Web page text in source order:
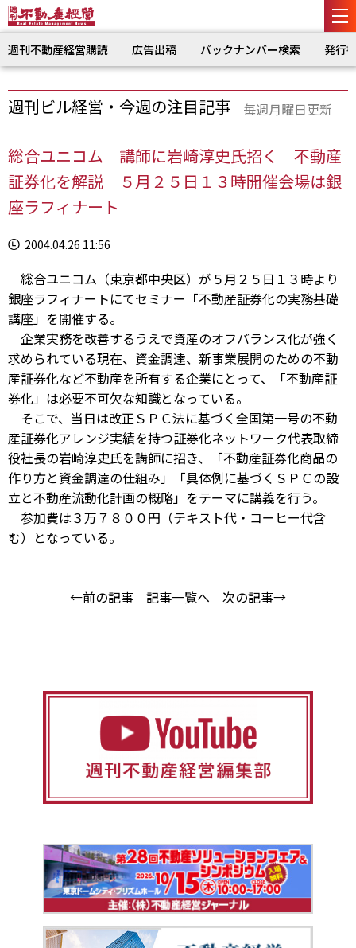
週刊不動産経営購読 広告出稿 バックナンバー検索 発行
週刊ビル経営・今週の注目記事 毎週月曜日更新
総合ユニコム 講師に岩崎淳史氏招く 不動産
証券化を解説 ５月２５日１３時開催会場は銀
座ラフィナート
2004.04.26 11:56
総合ユニコム（東京都中央区）が５月２５日１３時より
銀座ラフィナートにてセミナー「不動産証券化の実務基礎
講座」を開催する。
企業実務を改善するうえで資産のオフバランス化が強く
求められている現在、資金調達、新事業展開のための不動
産証券化など不動産を所有する企業にとって、「不動産証
券化」は必要不可欠な知識となっている。
そこで、当日は改正ＳＰＣ法に基づく全国第一号の不動
産証券化アレンジ実績を持つ証券化ネットワーク代表取締
役社長の岩崎淳史氏を講師に招き、「不動産証券化商品の
作り方と資金調達の仕組み」「具体例に基づくＳＰＣの設
立と不動産流動化計画の概略」をテーマに講義を行う。
参加費は３万７８００円（テキスト代・コーヒー代含
む）となっている。
←前の記事 記事一覧へ 次の記事→